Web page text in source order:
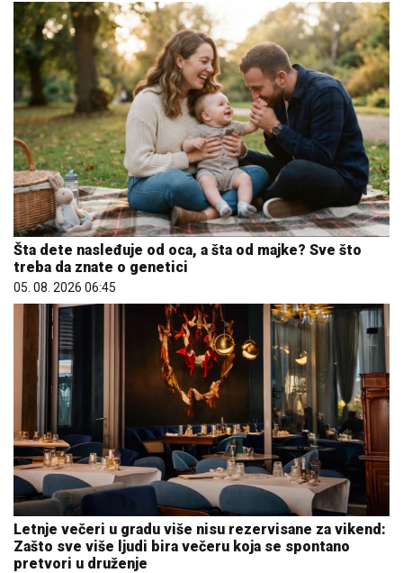
Šta dete nasleđuje od oca, a šta od majke? Sve što
treba da znate o genetici
05. 08. 2026 06:45
Letnje večeri u gradu više nisu rezervisane za vikend:
Zašto sve više ljudi bira večeru koja se spontano
pretvori u druženje